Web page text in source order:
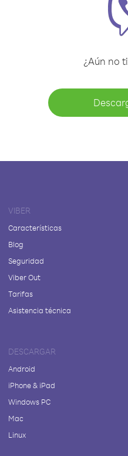
¿Aún no
VIBER
Características
Blog
Seguridad
Viber Out
Tarifas
Asistencia técnica
DESCARGAR
Android
iPhone & iPad
Windows PC
Mac
Linux